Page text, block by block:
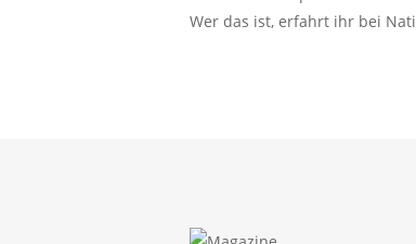
Wer das ist, erfahrt ihr bei